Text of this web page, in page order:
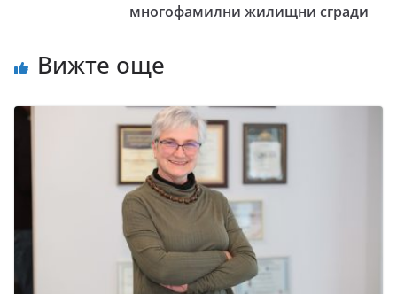
многофамилни жилищни сгради
Вижте още